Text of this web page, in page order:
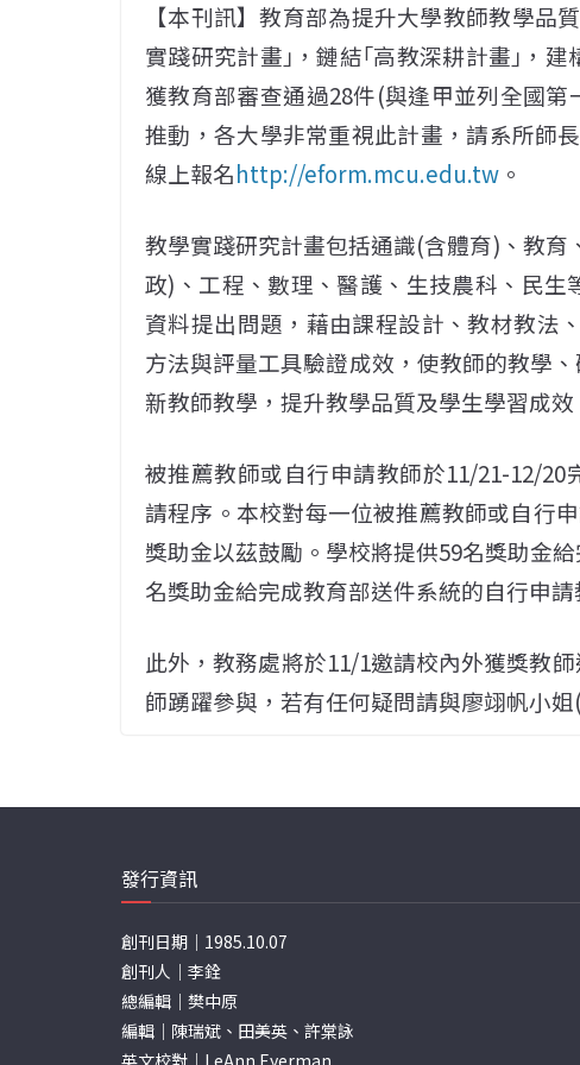
【本刊訊】教育部為提升大學教師教學品
實踐研究計畫｣，鏈結｢高教深耕計畫｣，
獲教育部審查通過28件(與逢甲並列全國
推動，各大學非常重視此計畫，請系所師
線上報名http://eform.mcu.edu.tw 。
教學實踐研究計畫包括通識(含體育)、教
政)、工程、數理、醫護、生技農科、民
資料提出問題，藉由課程設計、教材教法
方法與評量工具驗證成效，使教師的教學
新教師教學，提升教學品質及學生學習成
被推薦教師或自行申請教師於11/21-12/
請程序。本校對每一位被推薦教師或自行
獎助金以茲鼓勵。學校將提供59名獎助金
名獎助金給完成教育部送件系統的自行申請
此外，教務處將於11/1邀請校內外獲獎教
師踴躍參與，若有任何疑問請與廖翊帆小姐
發行資訊
創刊日期｜1985.10.07
創刊人｜李銓
總編輯｜樊中原
編輯｜陳瑞斌、田美英、許棠詠
英文校對｜LeAnn Eyerman